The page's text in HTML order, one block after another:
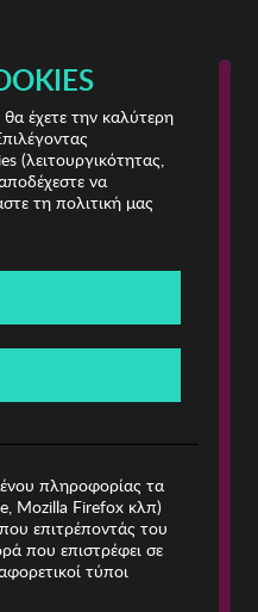
έχετε την καλύτερη
(λειτουργικότητας,
να
τη πολιτική μας
πληροφορίας τα
Mozilla Firefox κλπ)
επιτρέποντάς του
που επιστρέφει σε
τύποι